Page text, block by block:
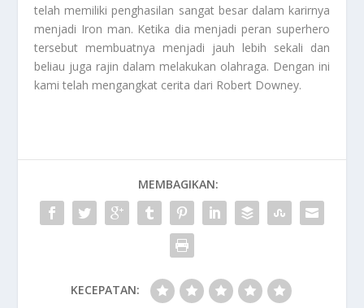
telah memiliki penghasilan sangat besar dalam karirnya
menjadi Iron man. Ketika dia menjadi peran superhero
tersebut membuatnya menjadi jauh lebih sekali dan
beliau juga rajin dalam melakukan olahraga. Dengan ini
kami telah mengangkat cerita dari Robert Downey.
MEMBAGIKAN:
KECEPATAN: